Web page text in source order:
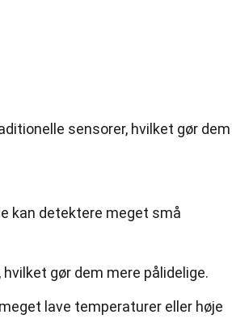
sensorer, hvilket gør dem
kan detektere meget små
gør dem mere pålidelige.
lave temperaturer eller høje